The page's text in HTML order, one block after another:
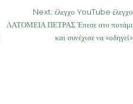
Next: έλεγχο YouTube έλεγχο
ΛΑΤΟΜΕΙΑ ΠΕΤΡΑΣ Έπεσε στο ποτάμι
και συνέχισε να «οδηγεί»